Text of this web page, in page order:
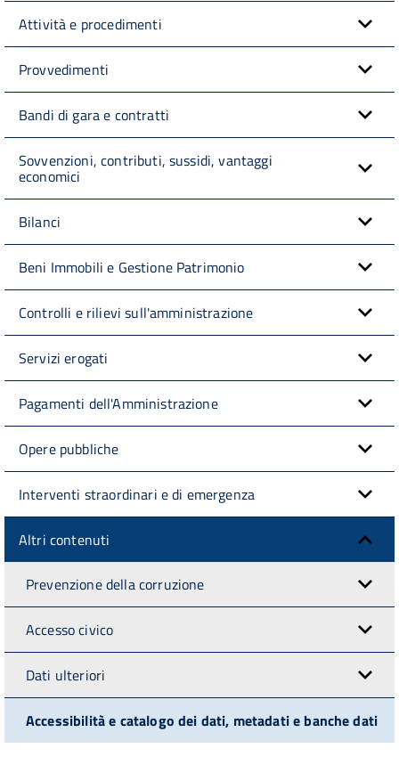
Attività e procedimenti
Provvedimenti
Bandi di gara e contratti
Sovvenzioni, contributi, sussidi, vantaggi
economici
Bilanci
Beni Immobili e Gestione Patrimonio
Controlli e rilievi sull'amministrazione
Servizi erogati
Pagamenti dell'Amministrazione
Opere pubbliche
Interventi straordinari e di emergenza
Altri contenuti
Prevenzione della corruzione
Accesso civico
Dati ulteriori
Accessibilità e catalogo dei dati, metadati e banche dati